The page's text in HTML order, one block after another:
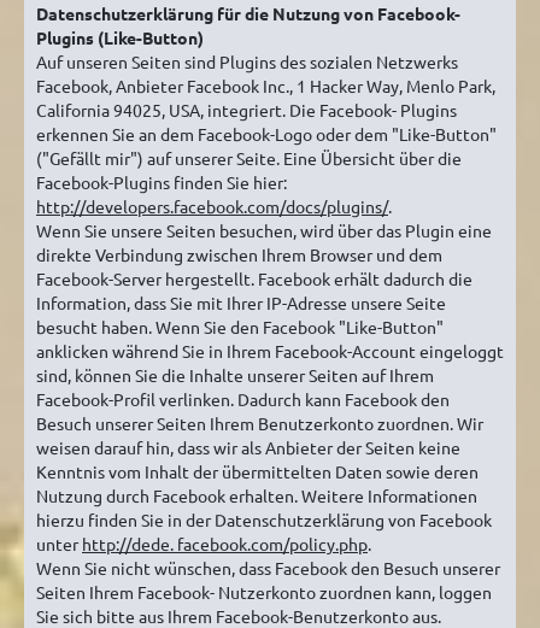
Datenschutzerklärung für die Nutzung von Facebook-
Plugins (Like-Button)
Auf unseren Seiten sind Plugins des sozialen Netzwerks
Facebook, Anbieter Facebook Inc., 1 Hacker Way, Menlo Park,
California 94025, USA, integriert. Die Facebook- Plugins
erkennen Sie an dem Facebook-Logo oder dem "Like-Button"
("Gefällt mir") auf unserer Seite. Eine Übersicht über die
Facebook-Plugins finden Sie hier:
http://developers.facebook.com/docs/plugins/.
Wenn Sie unsere Seiten besuchen, wird über das Plugin eine
direkte Verbindung zwischen Ihrem Browser und dem
Facebook-Server hergestellt. Facebook erhält dadurch die
Information, dass Sie mit Ihrer IP-Adresse unsere Seite
besucht haben. Wenn Sie den Facebook "Like-Button"
anklicken während Sie in Ihrem Facebook-Account eingeloggt
sind, können Sie die Inhalte unserer Seiten auf Ihrem
Facebook-Profil verlinken. Dadurch kann Facebook den
Besuch unserer Seiten Ihrem Benutzerkonto zuordnen. Wir
weisen darauf hin, dass wir als Anbieter der Seiten keine
Kenntnis vom Inhalt der übermittelten Daten sowie deren
Nutzung durch Facebook erhalten. Weitere Informationen
hierzu finden Sie in der Datenschutzerklärung von Facebook
unterhttp://dede. facebook.com/policy.php.
Wenn Sie nicht wünschen, dass Facebook den Besuch unserer
Seiten Ihrem Facebook- Nutzerkonto zuordnen kann, loggen
Sie sich bitte aus Ihrem Facebook-Benutzerkonto aus.